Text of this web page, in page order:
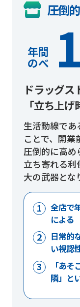
圧倒
年間
のべ
ドラッグス
「立ち上
生活動線であ
ことで、開
圧倒的に高め
立ち寄れる利
大の武器とな
全店で
による
日常的
い視認
「あ
隣」と